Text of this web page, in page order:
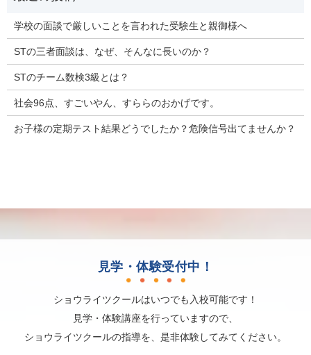
学校の面談で厳しいことを言われた受験生と親御様へ
STの三者面談は、なぜ、そんなに長いのか？
STのチーム数検3級とは？
社会96点、すごいやん、すららのおかげです。
お子様の定期テスト結果どうでしたか？危険信号出てませんか？
見学・体験受付中！
ショウライツクールはいつでも入校可能です！
見学・体験講座を行っていますので、
ショウライツクールの指導を、是非体験してみてください。